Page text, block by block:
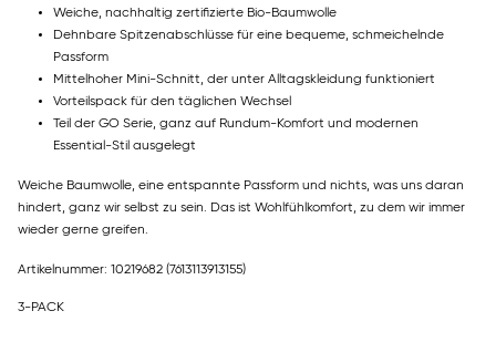
Weiche, nachhaltig zertifizierte Bio-Baumwolle
Dehnbare Spitzenabschlüsse für eine bequeme, schmeichelnde
Passform
Mittelhoher Mini-Schnitt, der unter Alltagskleidung funktioniert
Vorteilspack für den täglichen Wechsel
Teil der GO Serie, ganz auf Rundum-Komfort und modernen
Essential-Stil ausgelegt
Weiche Baumwolle, eine entspannte Passform und nichts, was uns daran
hindert, ganz wir selbst zu sein. Das ist Wohlfühlkomfort, zu dem wir immer
wieder gerne greifen.
Artikelnummer: 10219682 (7613113913155)
3-PACK